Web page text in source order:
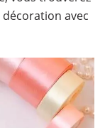
avec